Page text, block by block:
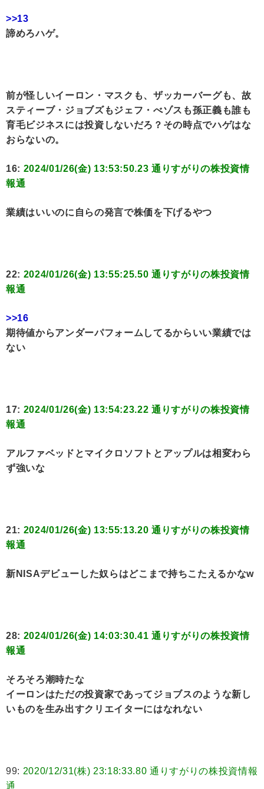
>>13
諦めろハゲ。
前が怪しいイーロン・マスクも、ザッカーバーグも、故
スティーブ・ジョブズもジェフ・べゾスも孫正義も誰も
育毛ビジネスには投資しないだろ？その時点でハゲはな
おらないの。
16: 2024/01/26(金) 13:53:50.23 通りすがりの株投資情
報通
業績はいいのに自らの発言で株価を下げるやつ
22: 2024/01/26(金) 13:55:25.50 通りすがりの株投資情
報通
>>16
期待値からアンダーパフォームしてるからいい業績では
ない
17: 2024/01/26(金) 13:54:23.22 通りすがりの株投資情
報通
アルファベッドとマイクロソフトとアップルは相変わら
ず強いな
21: 2024/01/26(金) 13:55:13.20 通りすがりの株投資情
報通
新NISAデビューした奴らはどこまで持ちこたえるかなw
28: 2024/01/26(金) 14:03:30.41 通りすがりの株投資情
報通
そろそろ潮時たな
イーロンはただの投資家であってジョブスのような新し
いものを生み出すクリエイターにはなれない
99: 2020/12/31(株) 23:18:33.80 通りすがりの株投資情報
通